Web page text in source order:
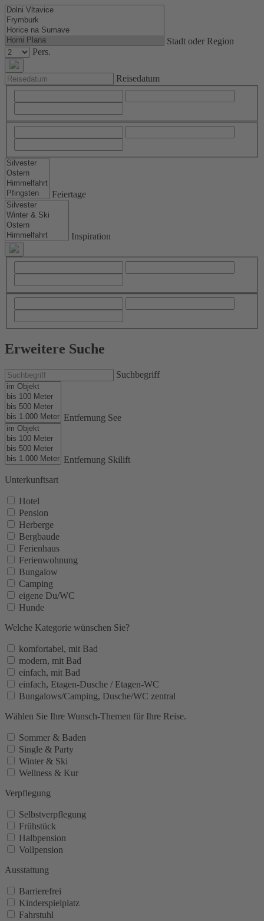
Stadt oder Region
Pers.
Reisedatum
Feiertage
Inspiration
Erweitere Suche
Suchbegriff
Entfernung See
Entfernung Skilift
Unterkunftsart
Hotel
Pension
Herberge
Bergbaude
Ferienhaus
Ferienwohnung
Bungalow
Camping
eigene Du/WC
Hunde
Welche Kategorie wünschen Sie?
komfortabel, mit Bad
modern, mit Bad
einfach, mit Bad
einfach, Etagen-Dusche / Etagen-WC
Bungalows/Camping, Dusche/WC zentral
Wählen Sie Ihre Wunsch-Themen für Ihre Reise.
Sommer & Baden
Single & Party
Winter & Ski
Wellness & Kur
Verpflegung
Selbstverpflegung
Frühstück
Halbpension
Vollpension
Ausstattung
Barrierefrei
Kinderspielplatz
Fahrstuhl